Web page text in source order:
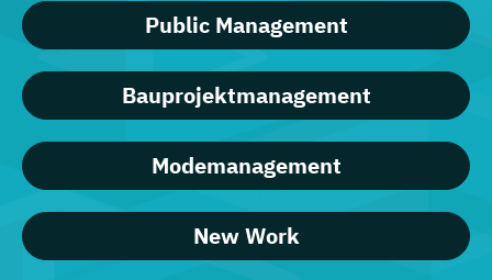
Public Management
Bauprojektmanagement
Modemanagement
New Work